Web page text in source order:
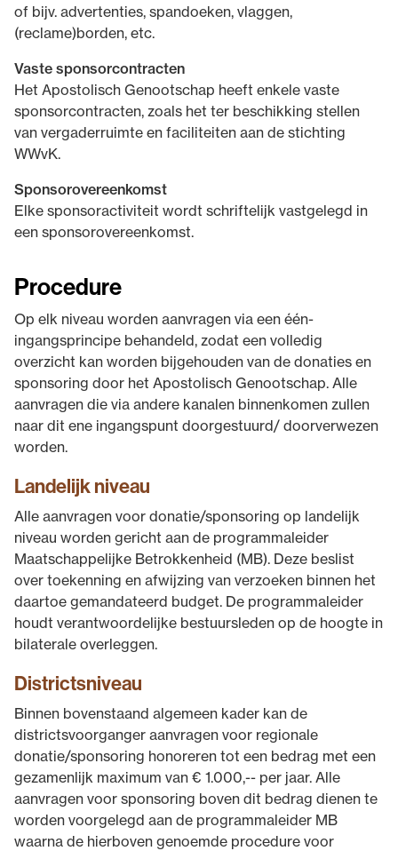
of bijv. advertenties, spandoeken, vlaggen,
(reclame)borden, etc.
Vaste sponsorcontracten
Het Apostolisch Genootschap heeft enkele vaste
sponsorcontracten, zoals het ter beschikking stellen
van vergaderruimte en faciliteiten aan de stichting
WWvK.
Sponsorovereenkomst
Elke sponsoractiviteit wordt schriftelijk vastgelegd in
een sponsorovereenkomst.
Procedure
Op elk niveau worden aanvragen via een één-
ingangsprincipe behandeld, zodat een volledig
overzicht kan worden bijgehouden van de donaties en
sponsoring door het Apostolisch Genootschap. Alle
aanvragen die via andere kanalen binnenkomen zullen
naar dit ene ingangspunt doorgestuurd/ doorverwezen
worden.
Landelijk niveau
Alle aanvragen voor donatie/sponsoring op landelijk
niveau worden gericht aan de programmaleider
Maatschappelijke Betrokkenheid (MB). Deze beslist
over toekenning en afwijzing van verzoeken binnen het
daartoe gemandateerd budget. De programmaleider
houdt verantwoordelijke bestuursleden op de hoogte in
bilaterale overleggen.
Districtsniveau
Binnen bovenstaand algemeen kader kan de
districtsvoorganger aanvragen voor regionale
donatie/sponsoring honoreren tot een bedrag met een
gezamenlijk maximum van € 1.000,-- per jaar. Alle
aanvragen voor sponsoring boven dit bedrag dienen te
worden voorgelegd aan de programma­leider MB
waarna de hierboven genoemde procedure voor